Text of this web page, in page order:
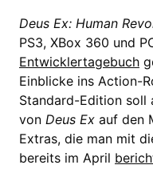
Deus Ex: Human
PS3, XBox 360 und
Entwicklertagebuch
Einblicke ins Action-
Standard-Edition soll
von Deus Ex auf den
Extras, die man mit
bereits im April